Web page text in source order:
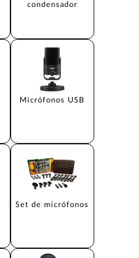
condensador
Micrófonos USB
Set de micrófonos